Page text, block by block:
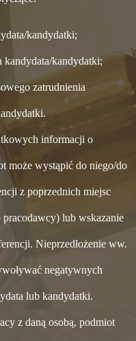
kandydatki;
kandydatki;
zatrudnienia
informacji o
może wystąpić do niego/do
z poprzednich miejsc
lub wskazanie
Nieprzedłożenie ww.
negatywnych
lub kandydatki.
z daną osobą, podmiot